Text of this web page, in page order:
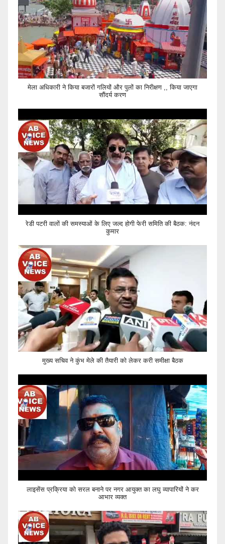
मेला अधिकारी ने किया बजारों गलियों और पुलों का निरीक्षण ,, किया जाएगा
सौंदर्य करण
रेडी पटरी वालों की समस्याओं के लिए जल्द होगी फेरी समिति की बैठक: नंदन
कुमार
मुख्य सचिव ने कुंभ मेले की तैयारी को लेकर करी समीक्षा बैठक
लाइसेंस प्रक्रिया को सरल बनाने पर नगर आयुक्त का लघु व्यापारियों ने कर
आभार व्यक्त